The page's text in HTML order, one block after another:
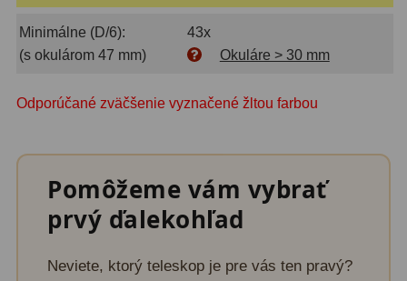
Guiding kamery
Adaptéry projekční11
Adaptéry T239
Adaptéry M4833
Filtry L-RGB 7
Filtry Pass6
Minimálne (D/6):
43x
(s okulárom 47 mm)
Okuláre > 30 mm
Odporúčané zväčšenie vyznačené žltou farbou
Pomôžeme vám vybrať
prvý ďalekohľad
Neviete, ktorý teleskop je pre vás ten pravý?